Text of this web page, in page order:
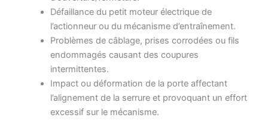
Défaillance du petit moteur électrique de
l’actionneur ou du mécanisme d’entraînement.
Problèmes de câblage, prises corrodées ou fils
endommagés causant des coupures
intermittentes.
Impact ou déformation de la porte affectant
l’alignement de la serrure et provoquant un effort
excessif sur le mécanisme.